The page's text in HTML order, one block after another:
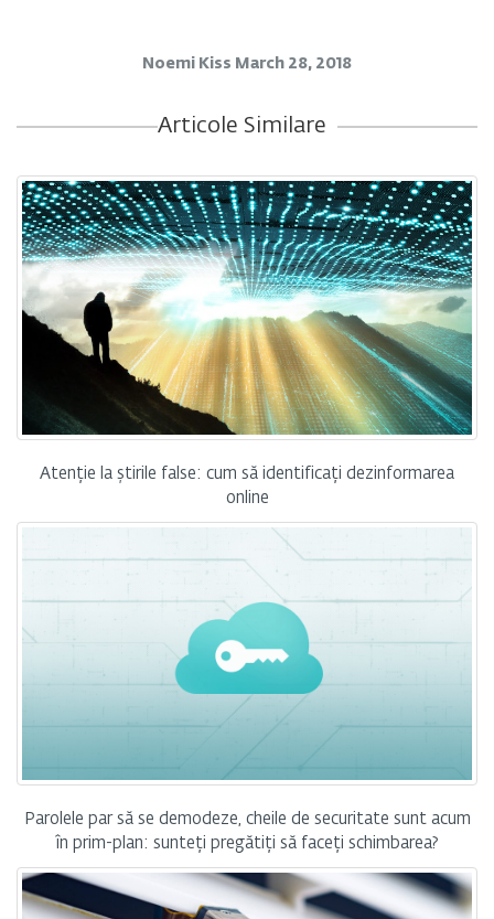
Noemi Kiss March 28, 2018
Articole Similare
Atenție la știrile false: cum să identificați dezinformarea
online
Parolele par să se demodeze, cheile de securitate sunt acum
în prim-plan: sunteți pregătiți să faceți schimbarea?